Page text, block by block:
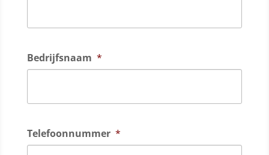
Bedrijfsnaam *
Telefoonnummer *